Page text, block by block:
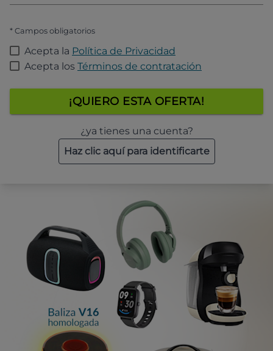
* Campos obligatorios
Acepta la Política de Privacidad
Acepta los Términos de contratación
¡QUIERO ESTA OFERTA!
¿ya tienes una cuenta?
Haz clic aquí para identificarte